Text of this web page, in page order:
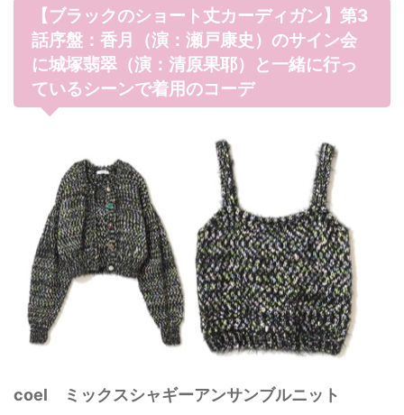
【ブラックのショート丈カーディガン】第3
話序盤：香月（演：瀬戸康史）のサイン会
に城塚翡翠（演：清原果耶）と一緒に行っ
ているシーンで着用のコーデ
coel ミックスシャギーアンサンブルニット